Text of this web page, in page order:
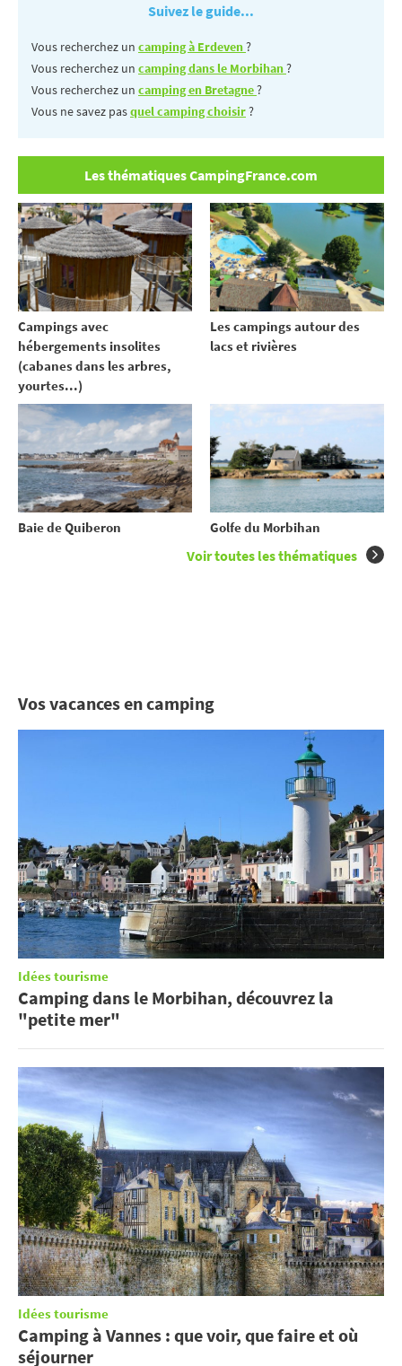
Suivez le guide...
Vous recherchez un camping à Erdeven?
Vous recherchez un camping dans le Morbihan?
Vous recherchez un camping en Bretagne?
Vous ne savez pasquel camping choisir?
Les thématiques CampingFrance.com
Campings avec
hébergements insolites
(cabanes dans les arbres,
yourtes...)
Les campings autour des
lacs et rivières
Baie de Quiberon Golfe du Morbihan
Voir toutes les thématiques
Vos vacances en camping
Idées tourisme
Camping dans le Morbihan, découvrez la
"petite mer"
Idées tourisme
Camping à Vannes : que voir, que faire et où
séjourner